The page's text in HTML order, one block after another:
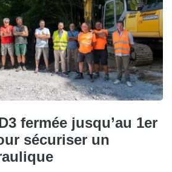
fermée jusqu’au 1er
sécuriser un